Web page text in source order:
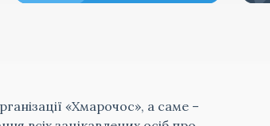
«Хмарочос», а саме –